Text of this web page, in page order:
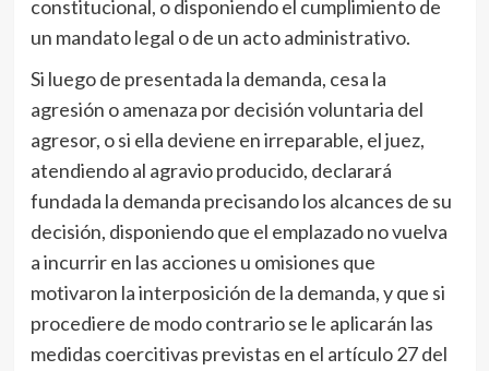
constitucional, o disponiendo el cumplimiento de
un mandato legal o de un acto administrativo.
Si luego de presentada la demanda, cesa la
agresión o amenaza por decisión voluntaria del
agresor, o si ella deviene en irreparable, el juez,
atendiendo al agravio producido, declarará
fundada la demanda precisando los alcances de su
decisión, disponiendo que el emplazado no vuelva
a incurrir en las acciones u omisiones que
motivaron la interposición de la demanda, y que si
procediere de modo contrario se le aplicarán las
medidas coercitivas previstas en el artículo 27 del